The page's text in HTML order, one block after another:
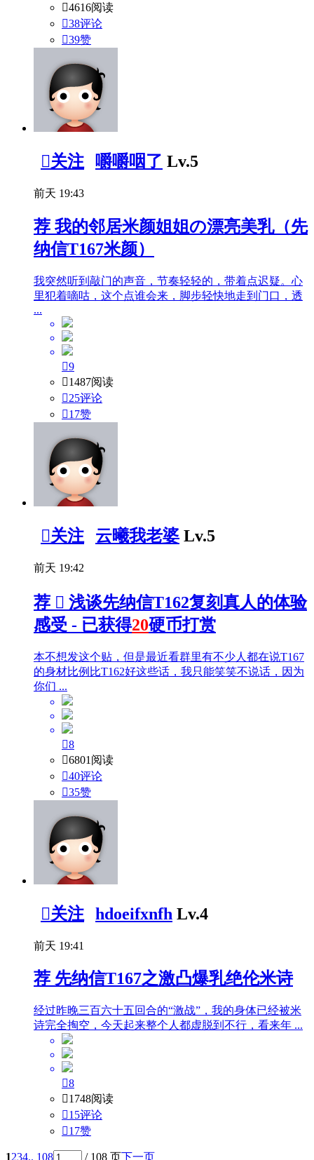
4616阅读
38评论
39赞
关注 嚼嚼咽了 Lv.5
前天 19:43
荐 我的邻居米颜姐姐の漂亮美乳（先
纳信T167米颜）
我突然听到敲门的声音，节奏轻轻的，带着点迟疑。心
里犯着嘀咕，这个点谁会来，脚步轻快地走到门口，透
...
9
1487阅读
25评论
17赞
关注 云曦我老婆 Lv.5
前天 19:42
荐  浅谈先纳信T162复刻真人的体验
感受 - 已获得20硬币打赏
本不想发这个贴，但是最近看群里有不少人都在说T167
的身材比例比T162好这些话，我只能笑笑不说话，因为
你们 ...
8
6801阅读
40评论
35赞
关注 hdoeifxnfh Lv.4
前天 19:41
荐 先纳信T167之激凸爆乳绝伦米诗
经过昨晚三百六十五回合的“激战”，我的身体已经被米
诗完全掏空，今天起来整个人都虚脱到不行，看来年 ...
8
1748阅读
15评论
17赞
1234.. 108 / 108 页下一页